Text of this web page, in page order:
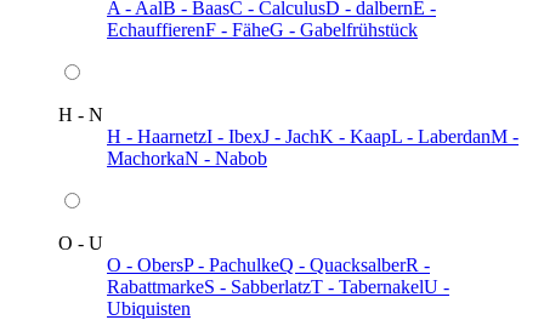
A - AalB - BaasC - CalculusD - dalbernE -
EchauffierenF - FäheG - Gabelfrühstück
H - N
H - HaarnetzI - IbexJ - JachK - KaapL - LaberdanM -
MachorkaN - Nabob
O - U
O - ObersP - PachulkeQ - QuacksalberR -
RabattmarkeS - SabberlatzT - TabernakelU -
Ubiquisten